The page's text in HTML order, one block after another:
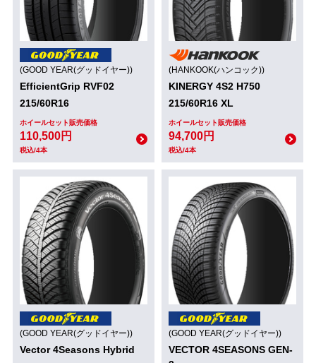
(GOOD YEAR(グッドイヤー))
EfficientGrip RVF02
215/60R16
ホイールセット販売価格
110,500円
税込/4本
(HANKOOK(ハンコック))
KINERGY 4S2 H750
215/60R16 XL
ホイールセット販売価格
94,700円
税込/4本
(GOOD YEAR(グッドイヤー))
Vector 4Seasons Hybrid
(GOOD YEAR(グッドイヤー))
VECTOR 4SEASONS GEN-